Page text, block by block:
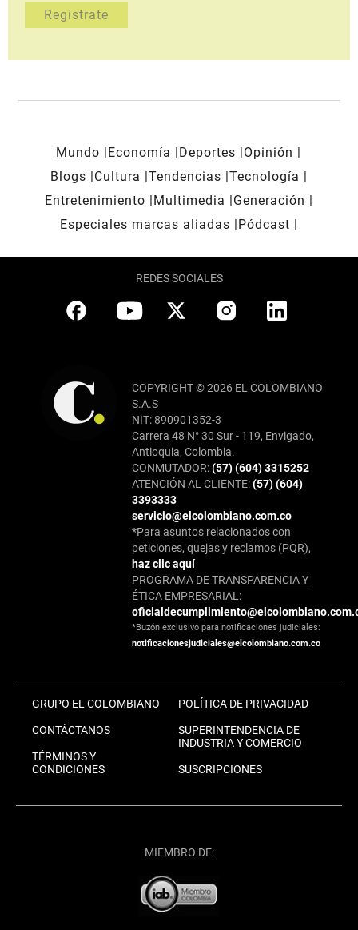
Mundo Economía Deportes
Opinión
Blogs
Cultura Tendencias Tecnología
Entretenimiento
Multimedia
Generación
Especiales marcas aliadas
Pódcast
REDES SOCIALES
COPYRIGHT © 2026 EL COLOMBIANO
S.A.S
NIT: 890901352-3
Carrera 48 N° 30 Sur - 119, Envigado,
Antioquia, Colombia.
CONMUTADOR:(57) (604) 3315252
ATENCIÓN AL CLIENTE:(57) (604)
3393333
servicio@elcolombiano.com.co
*Para asuntos relacionados con
peticiones, quejas y reclamos (PQR),
haz clic aquí
PROGRAMA DE TRANSPARENCIA Y
ÉTICA EMPRESARIAL:
*Buzón exclusivo para notificaciones judiciales:
notificacionesjudiciales@elcolombiano.com.co
GRUPO EL COLOMBIANO
CONTÁCTANOS
TÉRMINOS Y
CONDICIONES
POLÍTICA DE PRIVACIDAD
SUPERINTENDENCIA DE
INDUSTRIA Y COMERCIO
SUSCRIPCIONES
MIEMBRO DE: